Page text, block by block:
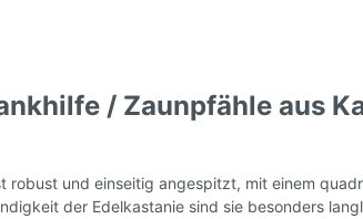
/ Zaunpfähle aus
robust und einseitig angespitzt, mit einem
der Edelkastanie sind sie besonders